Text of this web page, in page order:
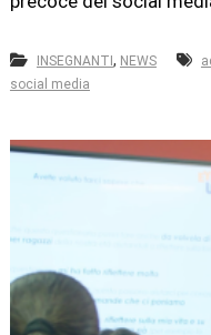
INSEGNANTI, NEWS
social media